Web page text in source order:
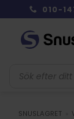
to
content
010-
SNUSLAGRET